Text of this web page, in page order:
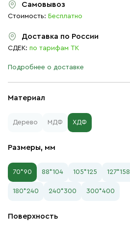
Материал
Дерево МДФ ХДФ
Размеры, мм
70*90 88*104 105*125 127*158
180*240 240*300 300*400
Поверхность
Самовывоз
Стоимость: Бесплатно
Доставка по России
СДЕК: по тарифам ТК
Подробнее о доставке